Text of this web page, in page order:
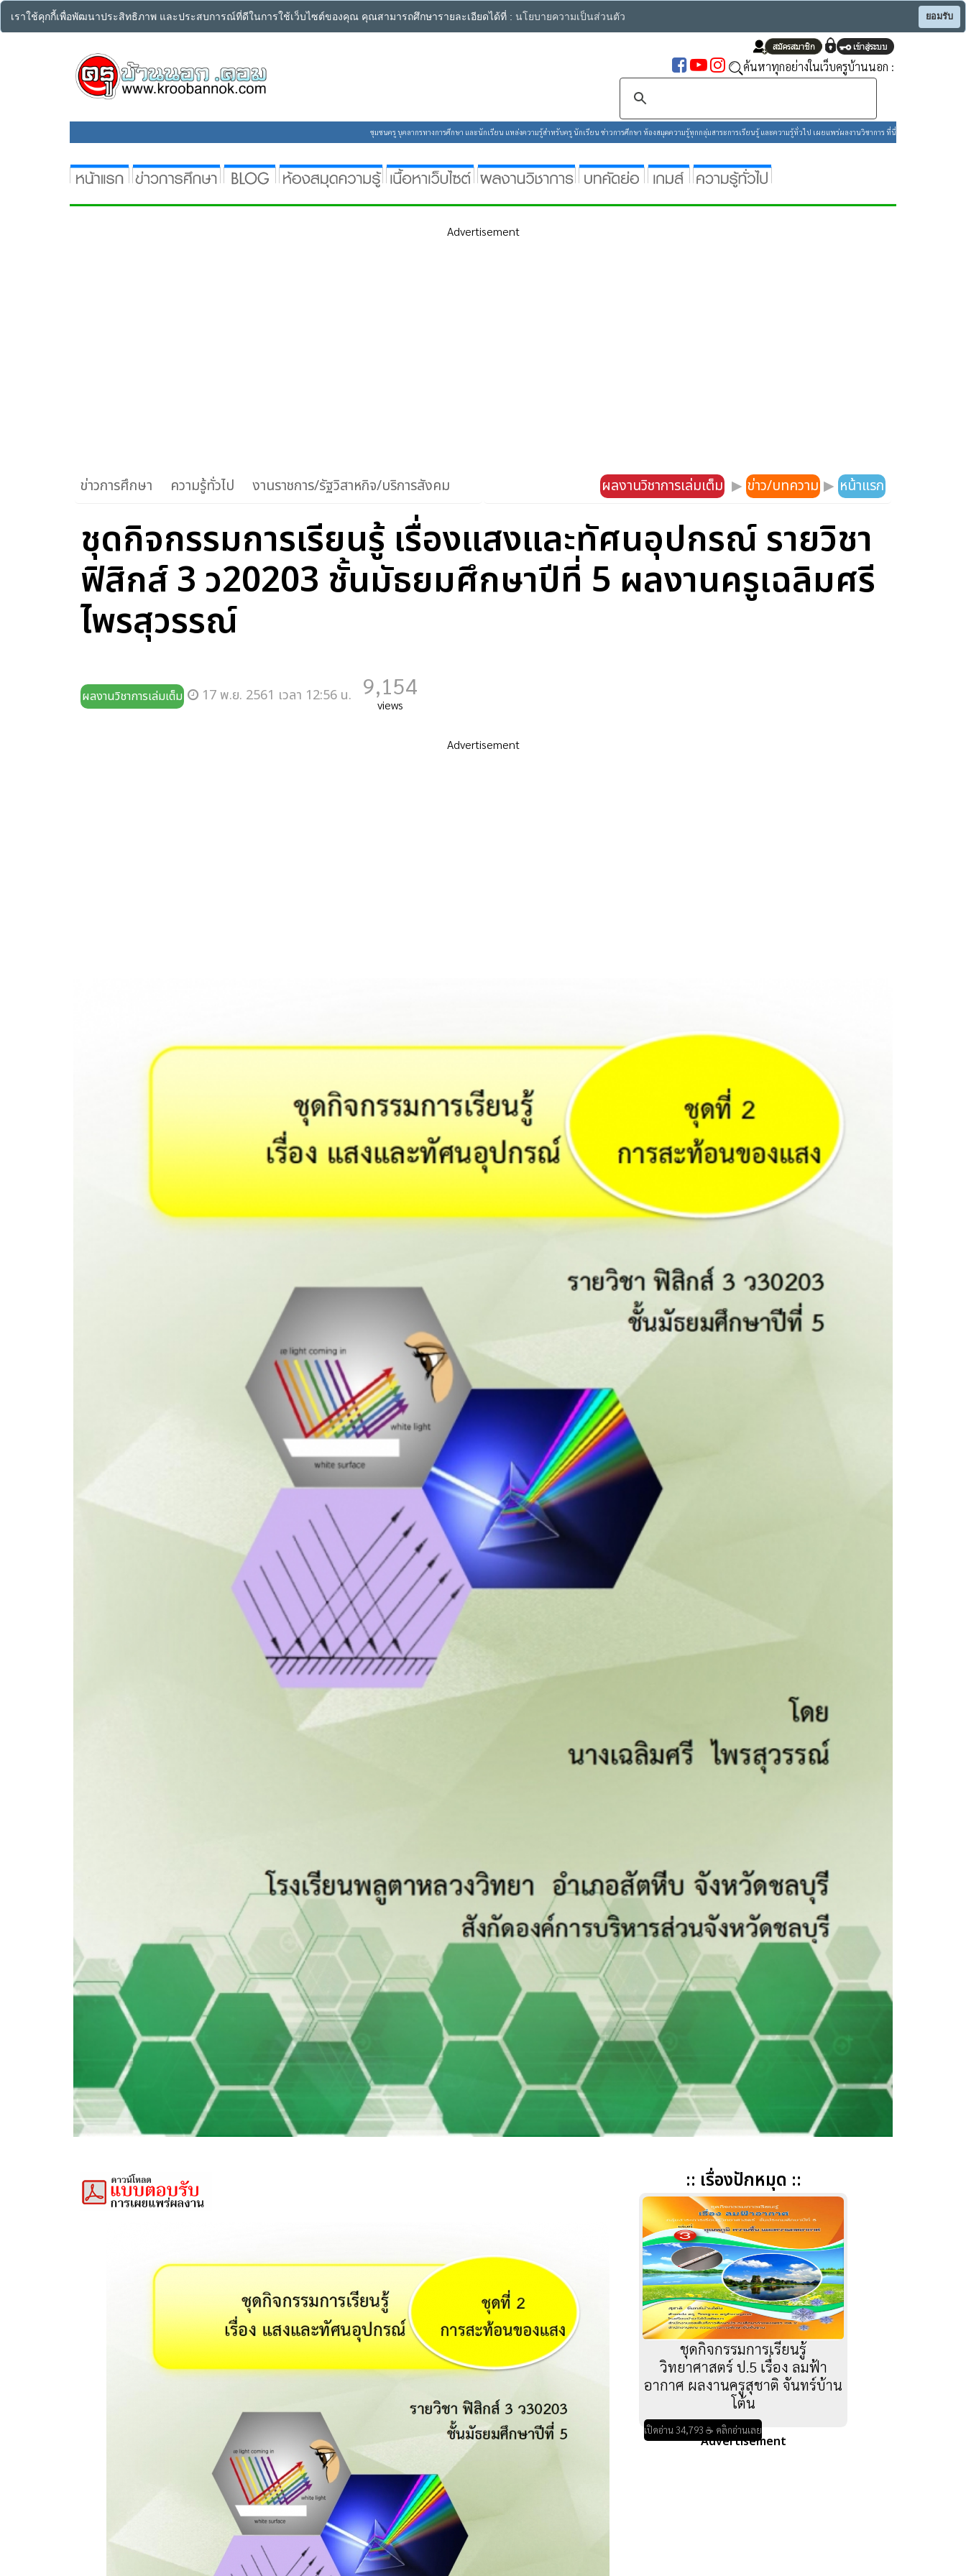
เราใช้คุกกี้เพื่อพัฒนาประสิทธิภาพ และประสบการณ์ที่ดีในการใช้เว็บไซต์ของคุณ คุณสามารถศึกษารายละเอียดได้ที่ : นโยบายความเป็นส่วนตัว ยอมรับ
ค้นหาทุกอย่างในเว็บครูบ้านนอก :
ชุมชนครู บุคลากรทางการศึกษา และนักเรียน แหล่งความรู้สำหรับครู นักเรียน ข่าวการศึกษา ห้องสมุดความรู้ทุกกลุ่มสาระการเรียนรู้ และความรู้ทั่วไป เผยแพร่ผลงานวิชาการ ที่นี่
Advertisement
ข่าวการศึกษา ความรู้ทั่วไป งานราชการ/รัฐวิสาหกิจ/บริการสังคม ผลงานวิชาการเล่มเต็ม ▶ ข่าว/บทความ ▶ หน้าแรก
ชุดกิจกรรมการเรียนรู้ เรื่องแสงและทัศนอุปกรณ์ รายวิชา
ฟิสิกส์ 3 ว20203 ชั้นมัธยมศึกษาปีที่ 5 ผลงานครูเฉลิมศรี
ไพรสุวรรณ์
ผลงานวิชาการเล่มเต็ม 17 พ.ย. 2561 เวลา 12:56 น. 9,154
views
Advertisement
:: เรื่องปักหมุด ::
ชุดกิจกรรมการเรียนรู้
วิทยาศาสตร์ ป.5 เรื่อง ลมฟ้า
อากาศ ผลงานครูสุชาติ จันทร์บ้าน
โต้น
เปิดอ่าน 34,793 ☕ คลิกอ่านเลย
Advertisement